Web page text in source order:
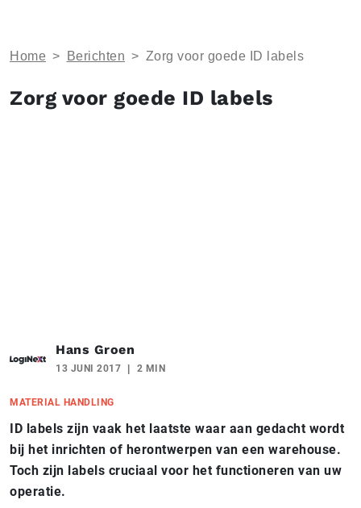
Home > Berichten > Zorg voor goede ID labels
Zorg voor goede ID labels
Hans Groen
13 JUNI 2017 2 MIN
MATERIAL HANDLING
ID labels zijn vaak het laatste waar aan gedacht wordt
bij het inrichten of herontwerpen van een warehouse.
Toch zijn labels cruciaal voor het functioneren van uw
operatie.